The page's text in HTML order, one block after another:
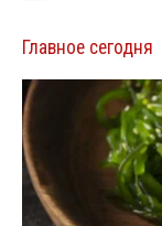
Главное сегодня